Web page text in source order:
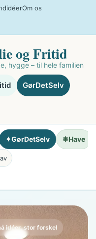
Om os
og Fritid
hygge – til hele familien
GørDetSelv
✦GørDetSelv ❋Have
idéer, stor forskel